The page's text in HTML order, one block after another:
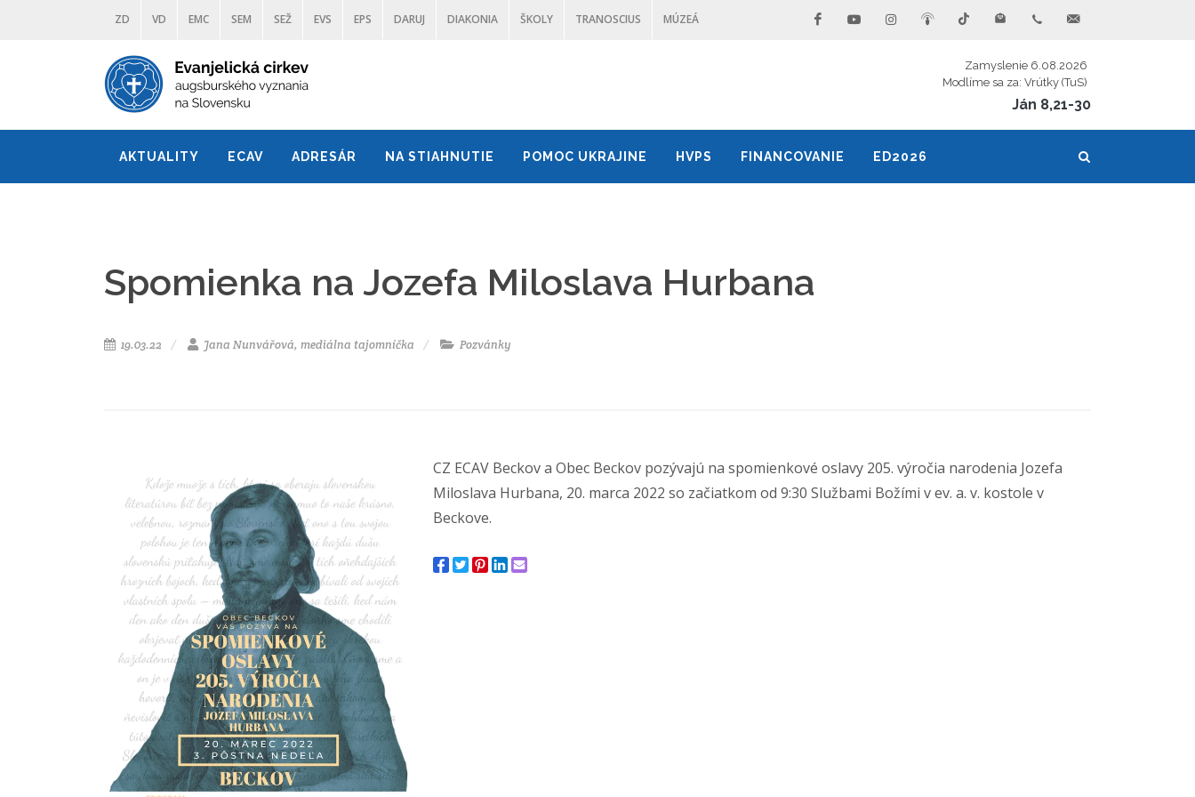
ZD VD EMC SEM SEŽ EVS EPS DARUJ DIAKONIA ŠKOLY TRANOSCIUS MÚZEÁ
Zamyslenie 6.08.2026
Modlíme sa za: Vrútky (TuS)
Ján 8,21-30
AKTUALITY ECAV ADRESÁR NA STIAHNUTIE POMOC UKRAJINE HVPS FINANCOVANIE ED2026
Spomienka na Jozefa Miloslava Hurbana
19.03.22 Jana Nunvářová, mediálna tajomníčka Pozvánky
CZ ECAV Beckov a Obec Beckov pozývajú na spomienkové oslavy 205. výročia narodenia Jozefa
Miloslava Hurbana, 20. marca 2022 so začiatkom od 9:30 Službami Božími v ev. a. v. kostole v
Beckove.